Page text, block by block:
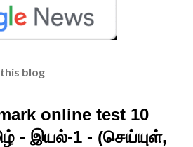
blog
online test 10
- இயல்-1 - (செய்யுள்,